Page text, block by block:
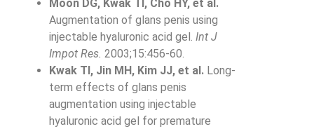
Moon DG, Kwak TI, Cho HY, et al.
Augmentation of glans penis using
injectable hyaluronic acid gel. Int J
Impot Res. 2003;15:456-60.
Kwak TI, Jin MH, Kim JJ, et al. Long-
term effects of glans penis
augmentation using injectable
hyaluronic acid gel for premature